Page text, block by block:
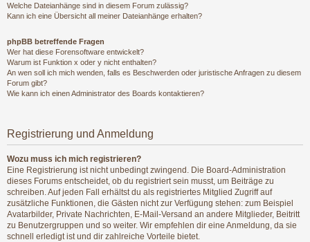
Welche Dateianhänge sind in diesem Forum zulässig?
Kann ich eine Übersicht all meiner Dateianhänge erhalten?
phpBB betreffende Fragen
Wer hat diese Forensoftware entwickelt?
Warum ist Funktion x oder y nicht enthalten?
An wen soll ich mich wenden, falls es Beschwerden oder juristische Anfragen zu diesem
Forum gibt?
Wie kann ich einen Administrator des Boards kontaktieren?
Registrierung und Anmeldung
Wozu muss ich mich registrieren?
Eine Registrierung ist nicht unbedingt zwingend. Die Board-Administration
dieses Forums entscheidet, ob du registriert sein musst, um Beiträge zu
schreiben. Auf jeden Fall erhältst du als registriertes Mitglied Zugriff auf
zusätzliche Funktionen, die Gästen nicht zur Verfügung stehen: zum Beispiel
Avatarbilder, Private Nachrichten, E-Mail-Versand an andere Mitglieder, Beitritt
zu Benutzergruppen und so weiter. Wir empfehlen dir eine Anmeldung, da sie
schnell erledigt ist und dir zahlreiche Vorteile bietet.